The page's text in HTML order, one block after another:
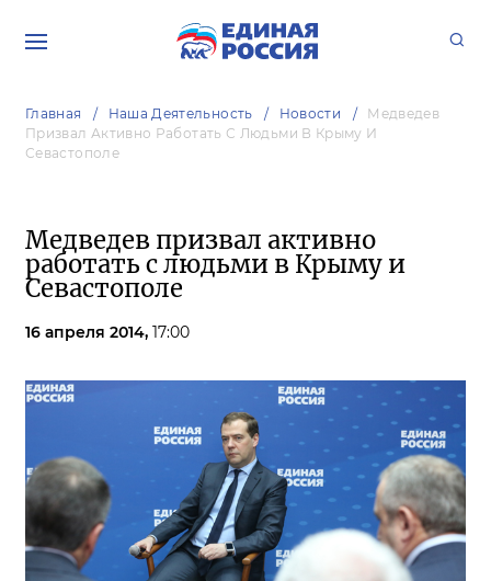
Главная Наша Деятельность Новости
Медведев
Призвал Активно Работать С Людьми В Крыму И
Севастополе
Медведев призвал активно
работать с людьми в Крыму и
Севастополе
16 апреля 2014, 17:00